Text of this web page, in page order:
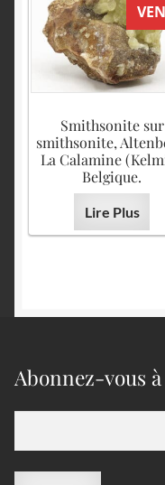
Smithsonite sur
smithsonite,
La Calamine
Belgique.
Lire Plus
Abonnez-vous